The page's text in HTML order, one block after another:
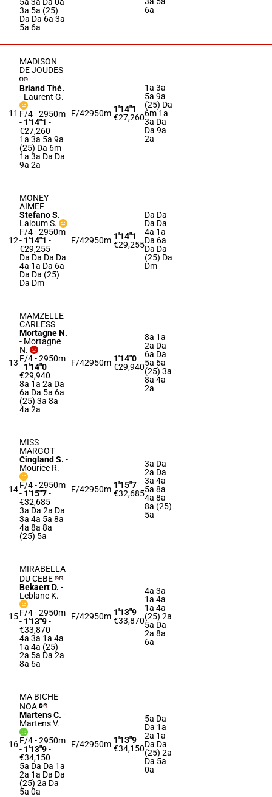
3a 5a (25)
Da Da 6a 3a
5a 6a
6a
11
MADISON
DE JOUDES
Briand Thé.
- Laurent G.
F/4 - 2950m
- 1'14"1 -
€27,260
1a 3a 5a 9a
(25) Da 6m
1a 3a Da Da
9a 2a
F/42950m 1'14"1
€27,260
1a 3a
5a 9a
(25) Da
6m 1a
3a Da
Da 9a
2a
12
MONEY
AIMEF
Stefano S. -
Laloum S.
F/4 - 2950m
- 1'14"1 -
€29,255
Da Da Da Da
4a 1a Da 6a
Da Da (25)
Da Dm
F/42950m 1'14"1
€29,255
Da Da
Da Da
4a 1a
Da 6a
Da Da
(25) Da
Dm
13
MAMZELLE
CARLESS
Mortagne N.
- Mortagne
N.
F/4 - 2950m
- 1'14"0-
€29,940
8a 1a 2a Da
6a Da 5a 6a
(25) 3a 8a
4a 2a
F/42950m 1'14"0
€29,940
8a 1a
2a Da
6a Da
5a 6a
(25) 3a
8a 4a
2a
14
MISS
MARGOT
Cingland S. -
Mourice R.
F/4 - 2950m
- 1'15"7-
€32,685
3a Da 2a Da
3a 4a 5a 8a
4a 8a 8a
(25) 5a
F/42950m 1'15"7
€32,685
3a Da
2a Da
3a 4a
5a 8a
4a 8a
8a (25)
5a
15
MIRABELLA
DU CEBE
Bekaert D. -
Leblanc K.
F/4 - 2950m
- 1'13"9-
€33,870
4a 3a 1a 4a
1a 4a (25)
2a 5a Da 2a
8a 6a
F/42950m 1'13"9
€33,870
4a 3a
1a 4a
1a 4a
(25) 2a
5a Da
2a 8a
6a
16
MA BICHE
NOA
Martens C. -
Martens V.
F/4 - 2950m
- 1'13"9-
€34,150
5a Da Da 1a
2a 1a Da Da
(25) 2a Da
5a 0a
F/42950m 1'13"9
€34,150
5a Da
Da 1a
2a 1a
Da Da
(25) 2a
Da 5a
0a